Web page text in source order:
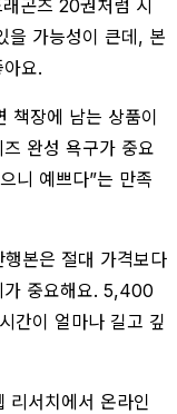
곤즈 20권처럼 시
을 가능성이 큰데, 본
요.
책장에 남는 상품이
완성 욕구가 중요
니 예쁘다”는 만족
행본은 절대 가격보다
가 중요해요. 5,400
간이 얼마나 길고 깊
리서치에서 온라인